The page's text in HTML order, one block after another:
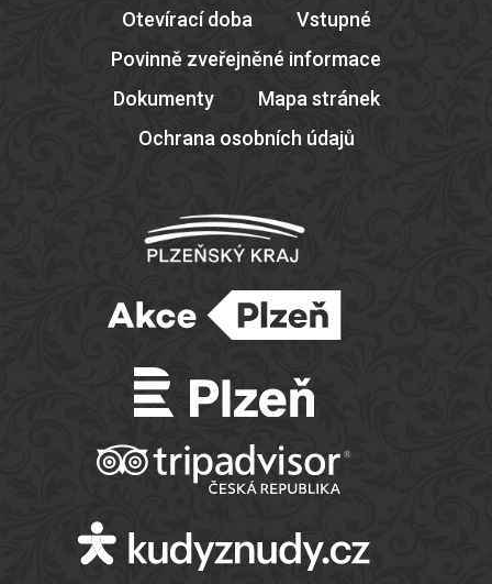
Otevírací doba
Vstupné
Povinně zveřejněné informace
Dokumenty
Mapa stránek
Ochrana osobních údajů